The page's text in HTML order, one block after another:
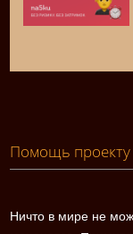
Помощь проекту
Ничто в мире не